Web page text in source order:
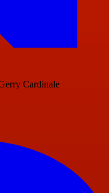
Cardinale